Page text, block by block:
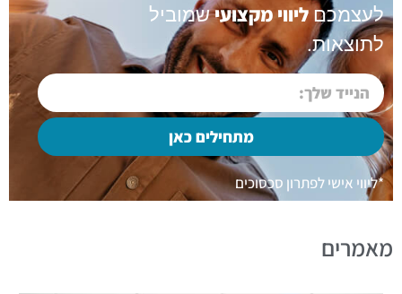
לעצמכם ליווי מקצועי שמוביל
לתוצאות.
מתחילים כאן
*ליווי אישי לפתרון סכסוכים
מאמרים